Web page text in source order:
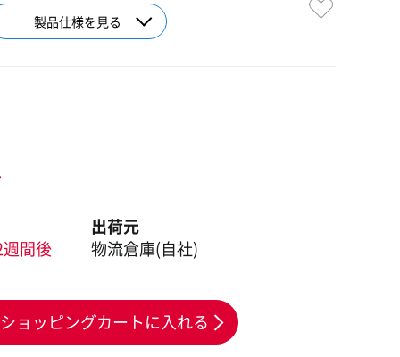
製品仕様を見る
間後
出荷元
物流倉庫(自社)
ショッピングカートに入れる